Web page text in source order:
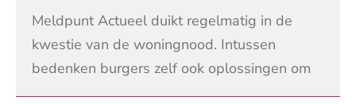
wooncoöperaties: ‘De wet erkent
deze vorm van wonen waarbij je
zelf bouwt nog niet’
Meldpunt Actueel duikt regelmatig in de
kwestie van de woningnood. Intussen
bedenken burgers zelf ook oplossingen om
de woningmarkt vlot te trekken. Een daarvan
LEES VERDER